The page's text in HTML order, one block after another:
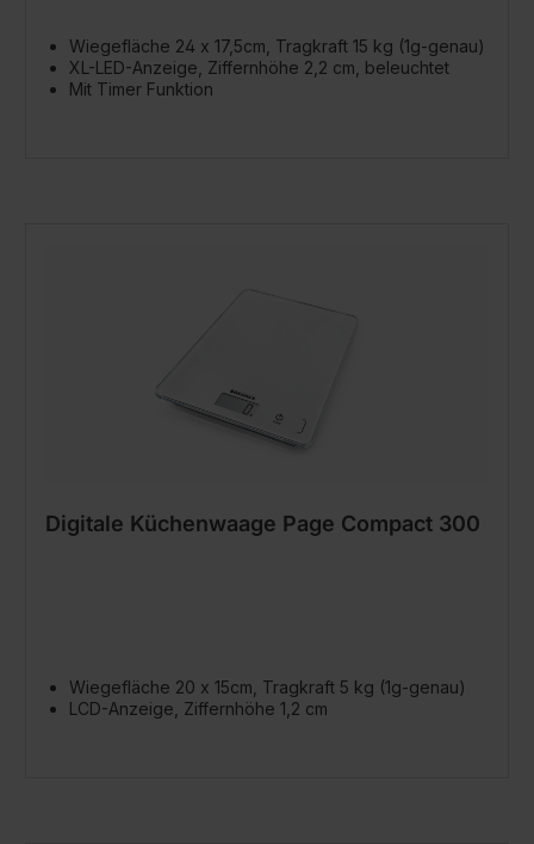
Wiegefläche 24 x 17,5cm, Tragkraft 15 kg (1g-genau)
XL-LED-Anzeige, Ziffernhöhe 2,2 cm, beleuchtet
Mit Timer Funktion
Digitale Küchenwaage Page Compact 300
Wiegefläche 20 x 15cm, Tragkraft 5 kg (1g-genau)
LCD-Anzeige, Ziffernhöhe 1,2 cm